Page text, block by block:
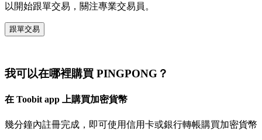
以開始跟單交易，關注專業交易員。
跟單交易
我可以在哪裡購買 PINGPONG？
在 Toobit app 上購買加密貨幣
幾分鐘內註冊完成，即可使用信用卡或銀行轉帳購買加密貨幣